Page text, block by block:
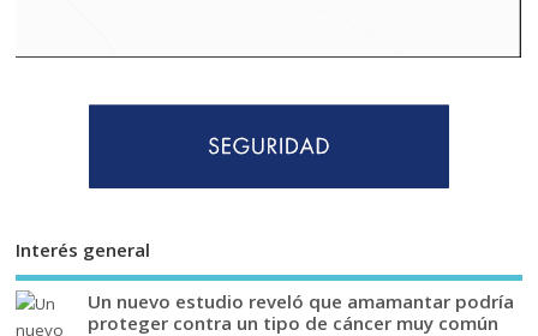
Interés general
Un nuevo estudio reveló que amamantar podría
proteger contra un tipo de cáncer muy común